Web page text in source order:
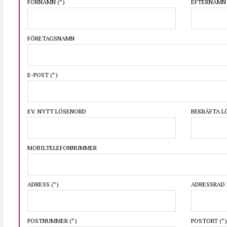
FÖRNAMN (*) EFTERNAMN
FÖRETAGSNAMN
E-POST (*)
EV. NYTT LÖSENORD BEKRÄFTA
MOBILTELEFONNUMMER
ADRESS (*) ADRESSRAD
POSTNUMMER (*) POSTORT (*)